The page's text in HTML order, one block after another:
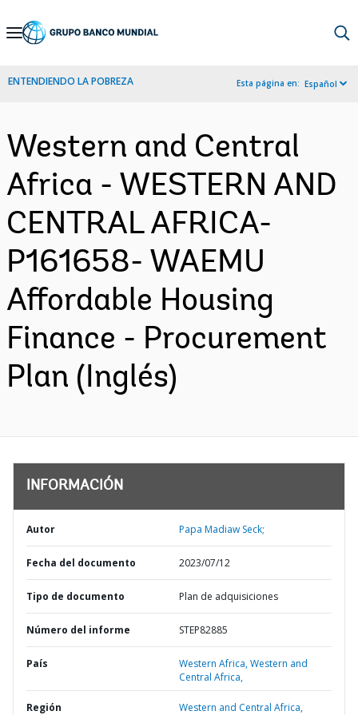
Skip
Navigation
ENTENDIENDO LA POBREZA Esta página en: Español
Western and Central
Africa - WESTERN AND
CENTRAL AFRICA-
P161658- WAEMU
Affordable Housing
Finance - Procurement
Plan (Inglés)
INFORMACIÓN
Autor Papa Madiaw Seck;
Fecha del documento 2023/07/12
Tipo de documento Plan de adquisiciones
Número del informe STEP82885
País Western Africa,Western and
Central Africa,
Región Western and Central Africa,